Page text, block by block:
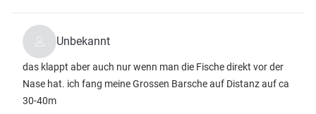
Unbekannt
das klappt aber auch nur wenn man die Fische direkt vor der
Nase hat. ich fang meine Grossen Barsche auf Distanz auf ca
30-40m